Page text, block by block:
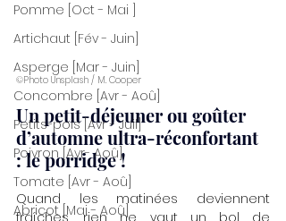
Pomme [Oct - Mai ]
Artichaut [Fév - Juin]
Asperge [Mar - Juin]
Concombre [Avr - Aoû]
Petits-pois [Avr - Juil]
Poivron [Avr- Aoû]
Tomate [Avr - Aoû]
Abricot [Mai - Aoû]
©Photo Unsplash / M. Cooper
Un petit-déjeuner ou goûter
d’automne ultra-réconfortant
: le porridge !
Quand les matinées deviennent